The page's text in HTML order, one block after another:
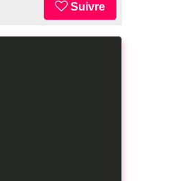
Suivre